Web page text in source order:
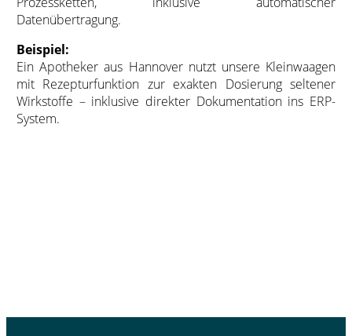
Datenübertragung.
Beispiel:
Ein Apotheker aus Hannover nutzt unsere Kleinwaagen
mit Rezepturfunktion zur exakten Dosierung seltener
Wirkstoffe – inklusive direkter Dokumentation ins ERP-
System.